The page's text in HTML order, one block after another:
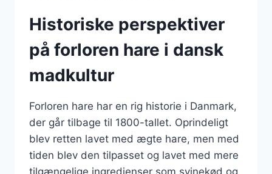
Historiske perspektiver
på forloren hare i dansk
madkultur
Forloren hare har en rig historie i Danmark,
der går tilbage til 1800-tallet. Oprindeligt
blev retten lavet med ægte hare, men med
tiden blev den tilpasset og lavet med mere
tilgængelige ingredienser som svinekød og